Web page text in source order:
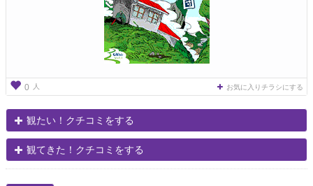
0 人 お気に入りチラシにする
観たい！クチコミをする
観てきた！クチコミをする